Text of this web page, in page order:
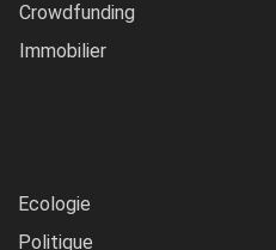
Crowdfunding
Immobilier
Ecologie
Politique